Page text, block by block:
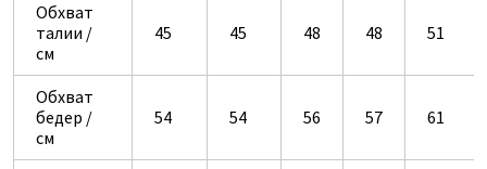
Обхват
талии /
см
45 45 48 48 51
Обхват
бедер /
см
54 54 56 57 61